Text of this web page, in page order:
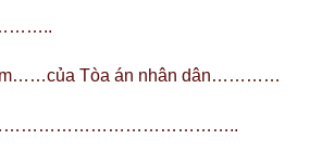
Tòa án nhân dân…………